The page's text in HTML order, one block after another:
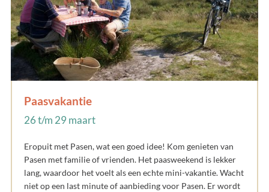
Paasvakantie
26 t/m 29 maart
Eropuit met Pasen, wat een goed idee! Kom genieten van
Pasen met familie of vrienden. Het paasweekend is lekker
lang, waardoor het voelt als een echte mini-vakantie. Wacht
niet op een last minute of aanbieding voor Pasen. Er wordt